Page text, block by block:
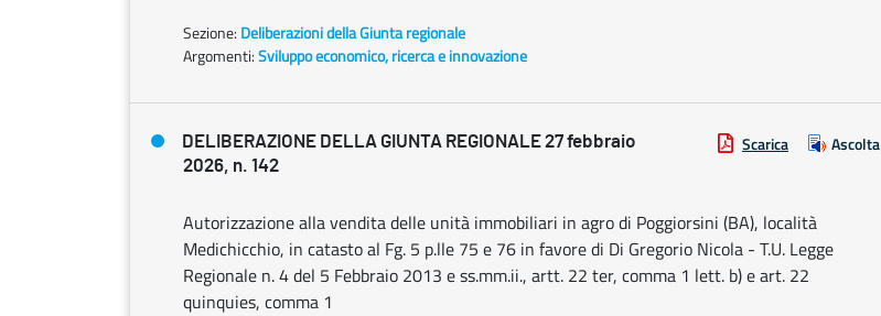
Sezione: Deliberazioni della Giunta regionale
Argomenti:Sviluppo economico, ricerca e innovazione
DELIBERAZIONE DELLA GIUNTA REGIONALE 27 febbraio
2026, n. 142
Scarica Ascolta
Autorizzazione alla vendita delle unità immobiliari in agro di Poggiorsini (BA), località
Medichicchio, in catasto al Fg. 5 p.lle 75 e 76 in favore di Di Gregorio Nicola - T.U. Legge
Regionale n. 4 del 5 Febbraio 2013 e ss.mm.ii., artt. 22 ter, comma 1 lett. b) e art. 22
quinquies, comma 1